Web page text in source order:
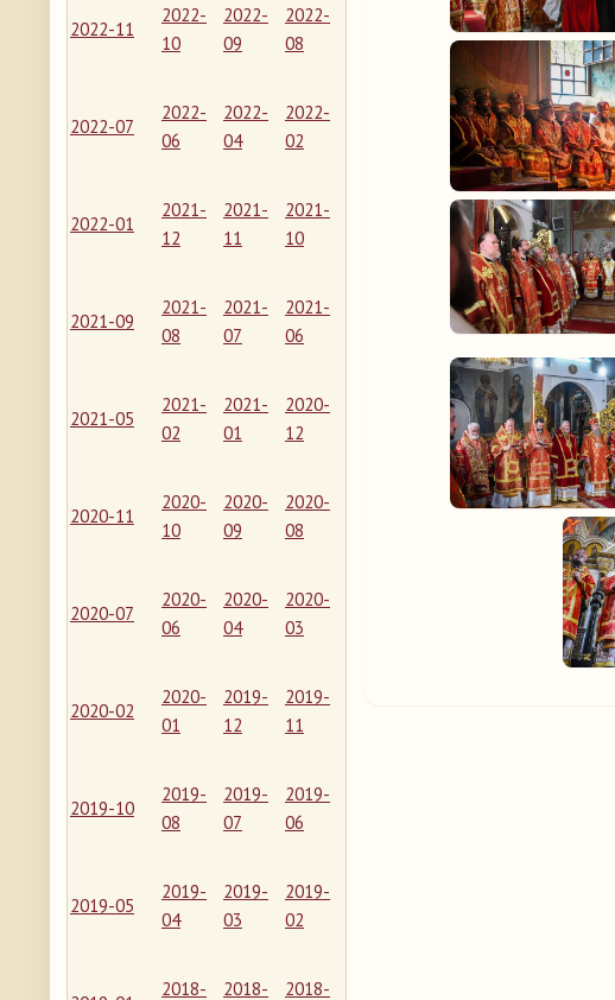
2022-11
2022-
10
2022-
09
2022-
08
2022-07
2022-
06
2022-
04
2022-
02
2022-01
2021-
12
2021-
11
2021-
10
2021-09
2021-
08
2021-
07
2021-
06
2021-05
2021-
02
2021-
01
2020-
12
2020-11
2020-
10
2020-
09
2020-
08
2020-07
2020-
06
2020-
04
2020-
03
2020-02
2020-
01
2019-
12
2019-
11
2019-10
2019-
08
2019-
07
2019-
06
2019-05
2019-
04
2019-
03
2019-
02
2018-
2018-
2018-